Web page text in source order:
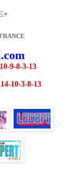
9-8-3-13
10-3-8-13